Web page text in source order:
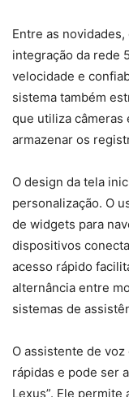
Entre as
integração da rede
velocidade e
sistema também
que utiliza câmeras
armazenar os
O design da tela
personalização. O
de widgets para
dispositivos
acesso rápido
alternância entre
sistemas de
O assistente de
rápidas e pode ser
Lexus”. Ele